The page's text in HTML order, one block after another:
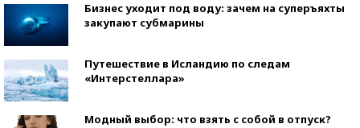
Бизнес уходит под воду: зачем на суперъяхты
закупают субмарины
Путешествие в Исландию по следам
«Интерстеллара»
Модный выбор: что взять с собой в отпуск?